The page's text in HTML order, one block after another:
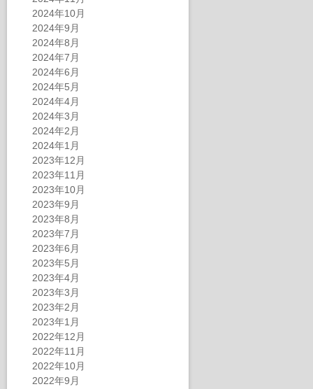
2024年10月
2024年9月
2024年8月
2024年7月
2024年6月
2024年5月
2024年4月
2024年3月
2024年2月
2024年1月
2023年12月
2023年11月
2023年10月
2023年9月
2023年8月
2023年7月
2023年6月
2023年5月
2023年4月
2023年3月
2023年2月
2023年1月
2022年12月
2022年11月
2022年10月
2022年9月